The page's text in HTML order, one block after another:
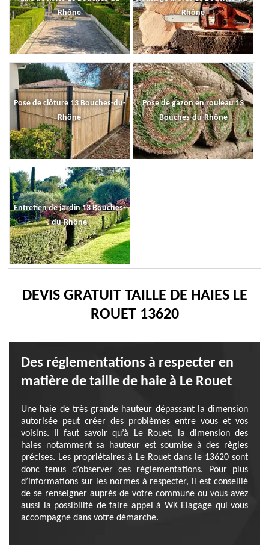
Rhône
Rhône
Pose de clôture 13 Bouches-du-
Rhône
Pose de gazon en rouleau 13
Bouches-du-Rhône
Entretien de jardin 13 Bouches-
du-Rhône
DEVIS GRATUIT TAILLE DE HAIES LE
ROUET 13620
Des réglementations à respecter en
matière de taille de haie à Le Rouet
Une haie de très grande hauteur dépassant la dimension
autorisée peut créer des problèmes entre vous et vos
voisins. Il faut savoir qu’à Le Rouet, la dimension des
haies notamment sa hauteur est soumise à des règles
précises. Les propriétaires à Le Rouet dans le 13620 sont
donc tenus d’observer ces réglementations. Pour plus
d’informations sur les normes à respecter, il est conseillé
de se renseigner auprès de votre commune ou vous avez
aussi la possibilité de faire appel à WK Elagage qui vous
accompagne dans votre démarche.